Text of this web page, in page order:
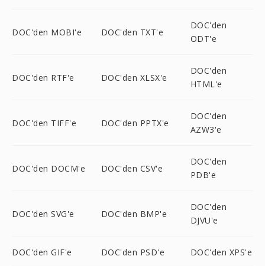
DOC'den MOBI'e DOC'den TXT'e
DOC'den
ODT'e
DOC'den RTF'e DOC'den XLSX'e
DOC'den
HTML'e
DOC'den TIFF'e DOC'den PPTX'e
DOC'den
AZW3'e
DOC'den DOCM'e DOC'den CSV'e
DOC'den
PDB'e
DOC'den SVG'e DOC'den BMP'e
DOC'den
DJVU'e
DOC'den GIF'e DOC'den PSD'e DOC'den XPS'e